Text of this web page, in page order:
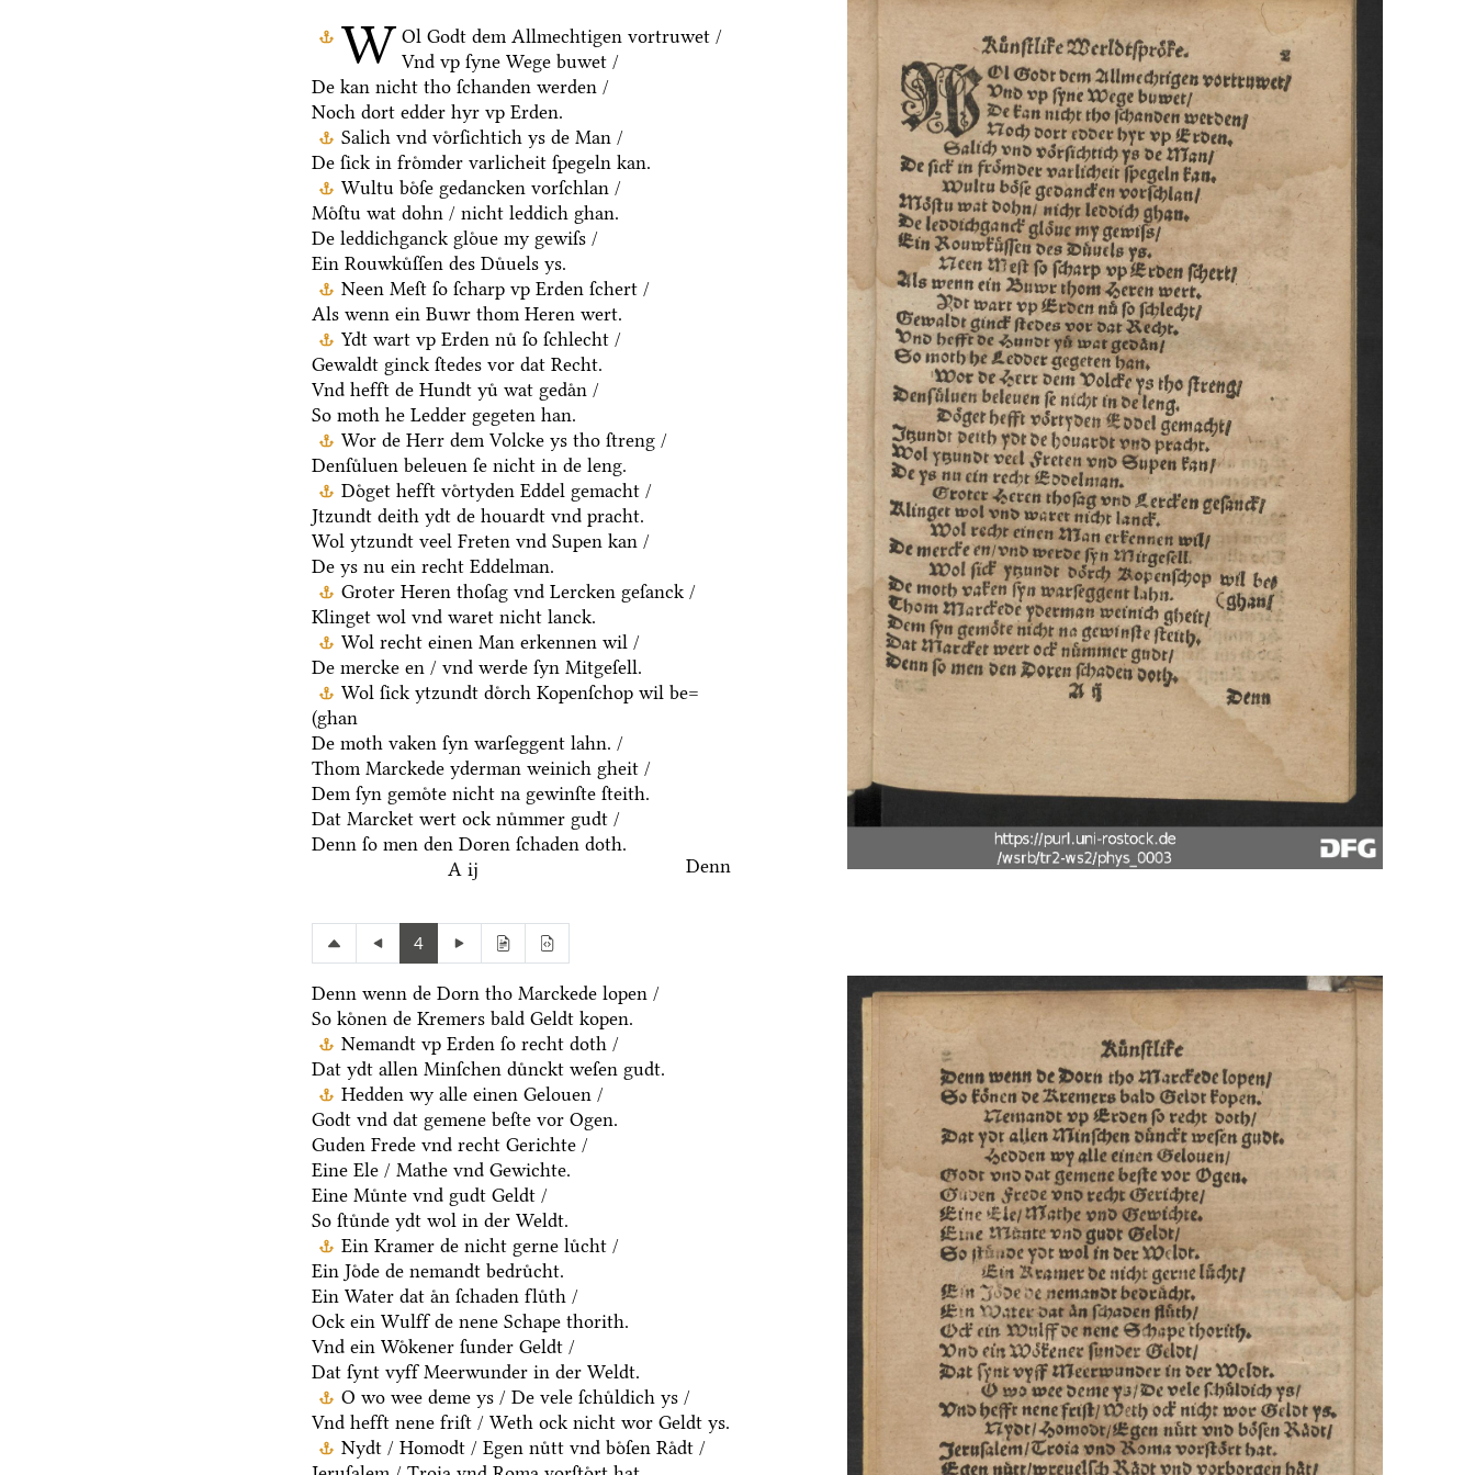
W Ol Godt dem Allmechtigen vortruwet /
Vnd vp ſyne Wege buwet /
De kan nicht tho ſchanden werden /
Noch dort edder hyr vp Erden.
Salich vnd voͤrſichtich ys de Man /
De ſick in froͤmder varlicheit ſpegeln kan.
Wultu boͤſe gedancken vorſchlan /
Moͤſtu wat dohn / nicht leddich ghan.
De leddichganck gloͤue my gewiſs /
Ein Rouwkuͤſſen des Duͤuels ys.
Neen Meſt ſo ſcharp vp Erden ſchert /
Als wenn ein Buwr thom Heren wert.
Ydt wart vp Erden nuͤ ſo ſchlecht /
Gewaldt ginck ſtedes vor dat Recht.
Vnd hefft de Hundt yuͤ wat gedaͤn /
So moth he Ledder gegeten han.
Wor de Herr dem Volcke ys tho ſtreng /
Denſuͤluen beleuen ſe nicht in de leng.
Doͤget hefft voͤrtyden Eddel gemacht /
Jtzundt deith ydt de houardt vnd pracht.
Wol ytzundt veel Freten vnd Supen kan /
De ys nu ein recht Eddelman.
Groter Heren thoſag vnd Lercken geſanck /
Klinget wol vnd waret nicht lanck.
Wol recht einen Man erkennen wil /
De mercke en / vnd werde ſyn Mitgeſell.
Wol ſick ytzundt doͤrch Kopenſchop wil be=
(ghan
De moth vaken ſyn warſeggent lahn. /
Thom Marckede yderman weinich gheit /
Dem ſyn gemoͤte nicht na gewinſte ſteith.
Dat Marcket wert ock nuͤmmer gudt /
Denn ſo men den Doren ſchaden doth.
A ij
Denn
4
Denn wenn de Dorn tho Marckede lopen /
So koͤnen de Kremers bald Geldt kopen.
Nemandt vp Erden ſo recht doth /
Dat ydt allen Minſchen duͤnckt weſen gudt.
Hedden wy alle einen Gelouen /
Godt vnd dat gemene beſte vor Ogen.
Guden Frede vnd recht Gerichte /
Eine Ele / Mathe vnd Gewichte.
Eine Muͤnte vnd gudt Geldt /
So ſtuͤnde ydt wol in der Weldt.
Ein Kramer de nicht gerne luͤcht /
Ein Joͤde de nemandt bedruͤcht.
Ein Water dat aͤn ſchaden fluͤth /
Ock ein Wulff de nene Schape thorith.
Vnd ein Woͤkener ſunder Geldt /
Dat ſynt vyff Meerwunder in der Weldt.
O wo wee deme ys / De vele ſchuͤldich ys /
Vnd hefft nene friſt / Weth ock nicht wor Geldt ys.
Nydt / Homodt / Egen nuͤtt vnd boͤſen Raͤdt /